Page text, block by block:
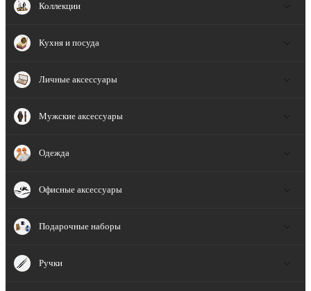
Коллекции
Кухня и посуда
Личные аксессуары
Мужские аксессуары
Одежда
Офисные аксессуары
Подарочные наборы
Ручки